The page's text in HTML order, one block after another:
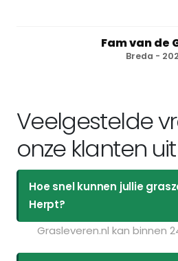
Fam van de
Breda -
Veelgestelde
onze klanten
Hoe snel kunnen jullie
Herpt?